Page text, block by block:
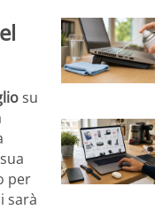
su
per
sarà